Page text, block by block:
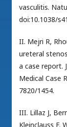
vasculitis.
doi:10.1038/
II. Mejri R,
ureteral
a case report.
Medical Case
7820/1454.
III. Lillaz J,
Kleinclauss F.